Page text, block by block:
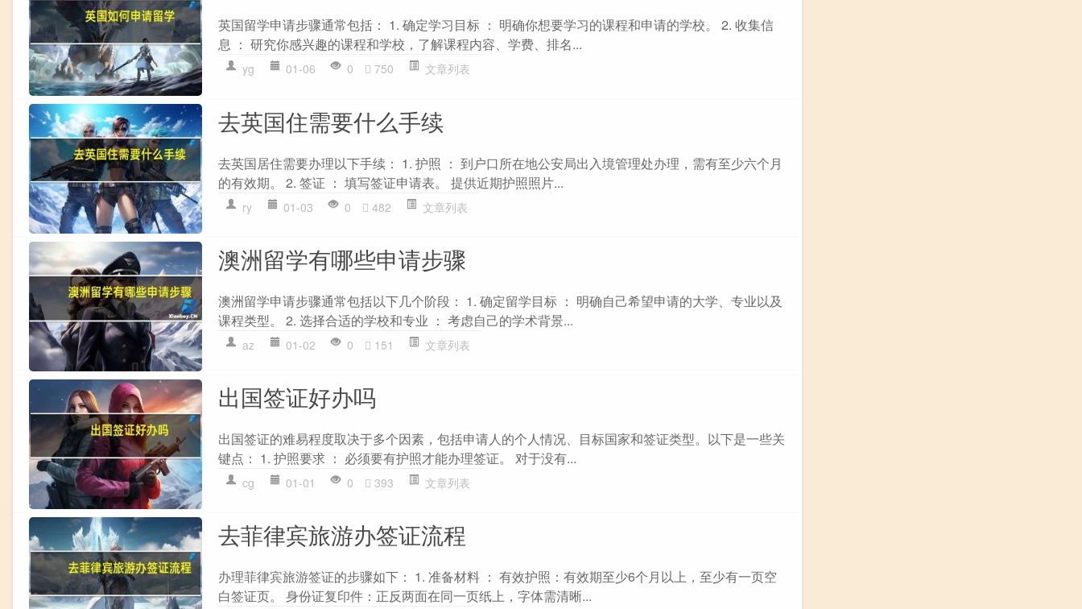
英国留学申请步骤通常包括： 1. 确定学习目标 ： 明确你想要学习的课程和申请的学校。 2. 收集信
息 ： 研究你感兴趣的课程和学校，了解课程内容、学费、排名...
yg 01-06 0 750 文章列表
去英国住需要什么手续
去英国居住需要办理以下手续： 1. 护照 ： 到户口所在地公安局出入境管理处办理，需有至少六个月
的有效期。 2. 签证 ： 填写签证申请表。 提供近期护照照片...
ry 01-03 0 482 文章列表
澳洲留学有哪些申请步骤
澳洲留学申请步骤通常包括以下几个阶段： 1. 确定留学目标 ： 明确自己希望申请的大学、专业以及
课程类型。 2. 选择合适的学校和专业 ： 考虑自己的学术背景...
az 01-02 0 151 文章列表
出国签证好办吗
出国签证的难易程度取决于多个因素，包括申请人的个人情况、目标国家和签证类型。以下是一些关
键点： 1. 护照要求 ： 必须要有护照才能办理签证。 对于没有...
cg 01-01 0 393 文章列表
去菲律宾旅游办签证流程
办理菲律宾旅游签证的步骤如下： 1. 准备材料 ： 有效护照：有效期至少6个月以上，至少有一页空
白签证页。 身份证复印件：正反两面在同一页纸上，字体需清晰...